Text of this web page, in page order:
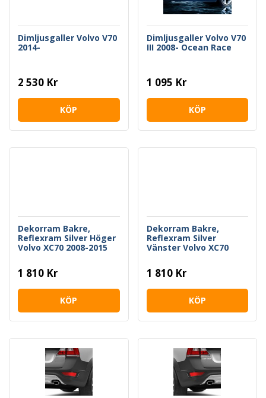
Dimljusgaller Volvo V70
2014-
2 530 Kr
KÖP
Dimljusgaller Volvo V70
III 2008- Ocean Race
1 095 Kr
KÖP
Dekorram Bakre,
Reflexram Silver Höger
Volvo XC70 2008-2015
1 810 Kr
KÖP
Dekorram Bakre,
Reflexram Silver
Vänster Volvo XC70
1 810 Kr
KÖP